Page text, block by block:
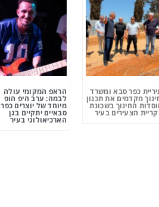
כפר סבא ומשרד
מקדמים את תכנון
החינוך בשכונת
קריית הצעירים בעיר
הראפ המקומי עולה
לבמה: ערב היפ הופ
מיוחד של יוצרים כפר
סבאיים יתקיים בגן
הארכיאולוגי בעיר